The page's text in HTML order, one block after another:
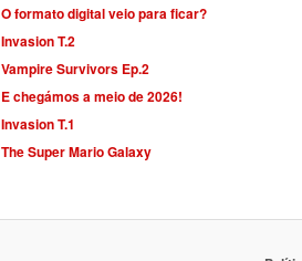
O formato digital veio para ficar?
Invasion T.2
Vampire Survivors Ep.2
E chegámos a meio de 2026!
Invasion T.1
The Super Mario Galaxy